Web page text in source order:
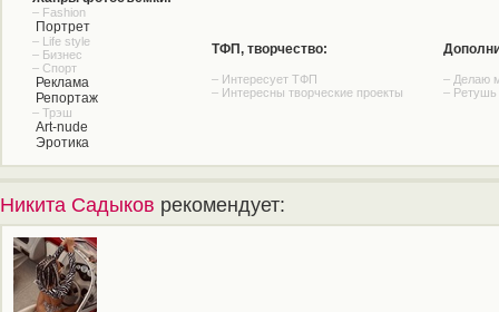
– Fashion
Портрет
– Life style
– Бизнес
– Спорт
Реклама
Репортаж
– Трэш
Art-nude
Эротика
ТФП, творчество:
– Интересует ТФП
– Интересны творческие проекты
– Делаю
– Ретушь
Никита Садыков рекомендует: